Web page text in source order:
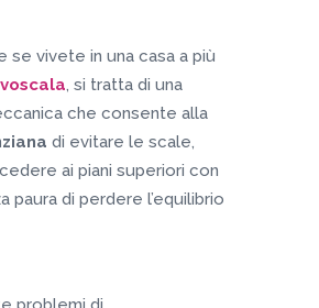
se vivete in una casa a più
, si tratta di una
che consente alla
di evitare le scale,
ai piani superiori con
paura di perdere l’equilibrio